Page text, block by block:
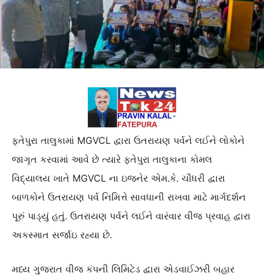
ફતેપુરા તાલુકામાં MGVCL દ્વારા ઉતરાયણ પર્વને લઈને લોકોને
જાગૃત કરવામાં આવે છે ત્યારે ફતેપુરા તાલુકાના કોમલ
વિદ્યાલય ખાતે MGVCL ના ઇજનેર એમ.કે. ચૌધરી દ્વારા
બાળકોને ઉતરાયણ પર્વ નિમિત્તે સાવધાની રાખવા માટે માર્ગદર્શન
પૂરું પાડ્યું હતું. ઉતરાયણ પર્વને લઈને વારંવાર વીજ પ્રવાહ દ્વારા
અકસ્માત સર્જાઇ રહ્યા છે.
મધ્ય ગુજરાત વીજ કંપની લિમિટેડ દ્વારા એડવાઈઝરી બહાર